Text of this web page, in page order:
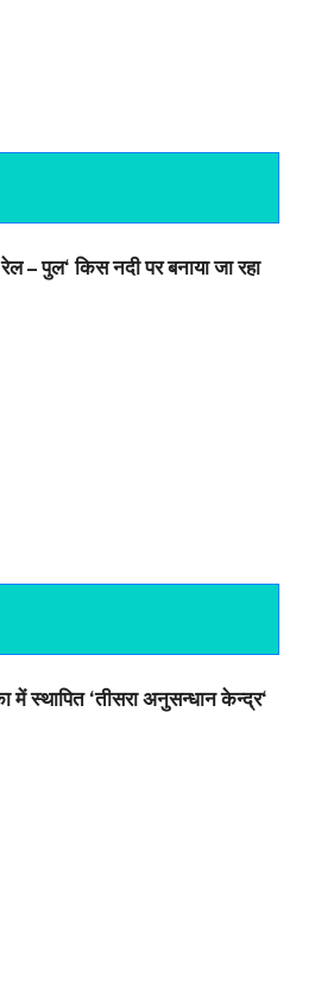
रेल – पुल‘किस नदी पर बनाया जा रहा
में स्थापित ‘तीसरा अनुसन्धान केन्द्र‘